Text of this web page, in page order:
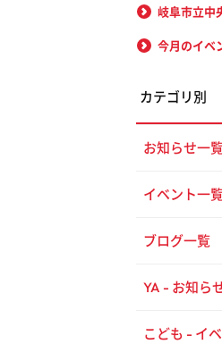
岐阜市立中
今月のイベ
カテゴリ別
お知らせ一
イベント一
ブログ一覧
YA - お知ら
こども - イ